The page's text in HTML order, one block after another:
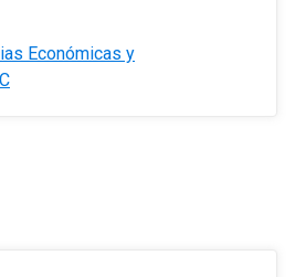
Económicas y